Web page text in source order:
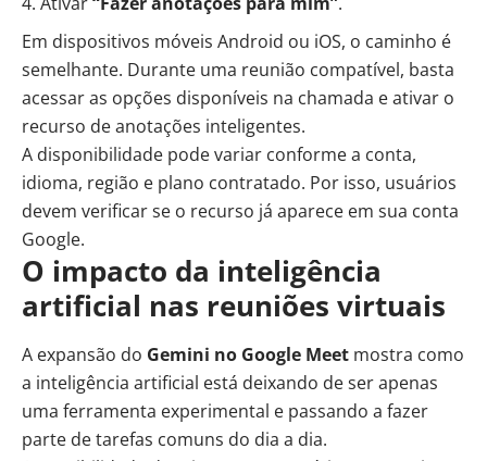
Em dispositivos móveis Android ou iOS, o caminho é
semelhante. Durante uma reunião compatível, basta
acessar as opções disponíveis na chamada e ativar o
recurso de anotações inteligentes.
A disponibilidade pode variar conforme a conta,
idioma, região e plano contratado. Por isso, usuários
devem verificar se o recurso já aparece em sua conta
Google.
O impacto da inteligência
artificial nas reuniões virtuais
A expansão do Gemini no Google Meet mostra como
a inteligência artificial está deixando de ser apenas
uma ferramenta experimental e passando a fazer
parte de tarefas comuns do dia a dia.